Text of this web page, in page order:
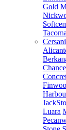
Gold
Tacoma
Chance
Luara